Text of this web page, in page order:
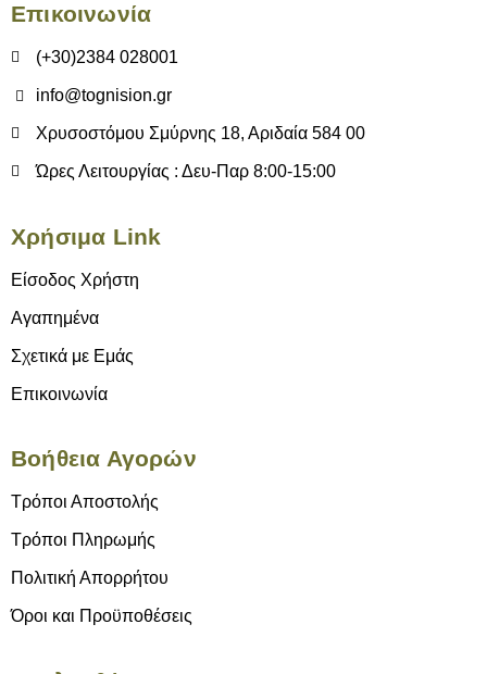
Επικοινωνία
(+30)2384 028001
info@tognision.gr
Χρυσοστόμου Σμύρνης 18, Αριδαία 584 00
Ώρες Λειτουργίας : Δευ-Παρ 8:00-15:00
Χρήσιμα Link
Είσοδος Χρήστη
Αγαπημένα
Σχετικά με Εμάς
Επικοινωνία
Βοήθεια Αγορών
Τρόποι Αποστολής
Τρόποι Πληρωμής
Πολιτική Απορρήτου
Όροι και Προϋποθέσεις